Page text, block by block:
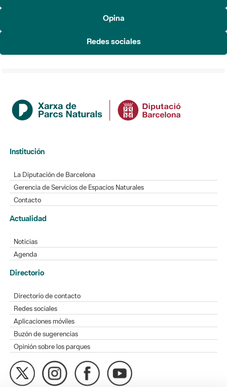
Opina
Redes sociales
Institución
La Diputación de Barcelona
Gerencia de Servicios de Espacios Naturales
Contacto
Actualidad
Noticias
Agenda
Directorio
Directorio de contacto
Redes sociales
Aplicaciones móviles
Buzón de sugerencias
Opinión sobre los parques